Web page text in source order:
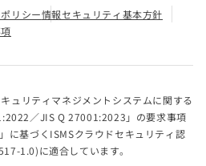
リシー情報セキュリティ基本方針
ュリティマネジメントシステムに関する
／JIS Q 27001:2023」の要求事項
に基づくISMSクラウドセキュリティ認
1.0)に適合しています。